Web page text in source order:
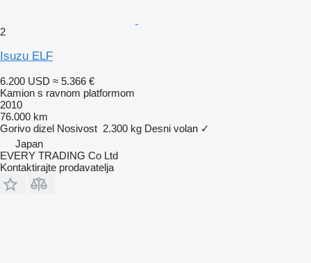
2
Isuzu ELF
6.200 USD ≈ 5.366 €
Kamion s ravnom platformom
2010
76.000 km
Gorivo dizel Nosivost 2.300 kg Desni volan ✓
Japan
EVERY TRADING Co Ltd
Kontaktirajte prodavatelja